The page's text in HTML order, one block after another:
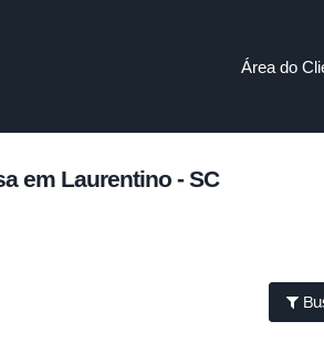
Área do
em Laurentino - SC